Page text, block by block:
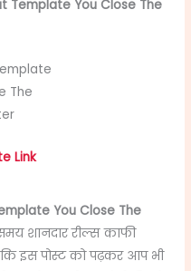
Template You Close The
Link
You Close The
शानदार रील्स काफी
कि इस पोस्ट को पढ़कर आप भी